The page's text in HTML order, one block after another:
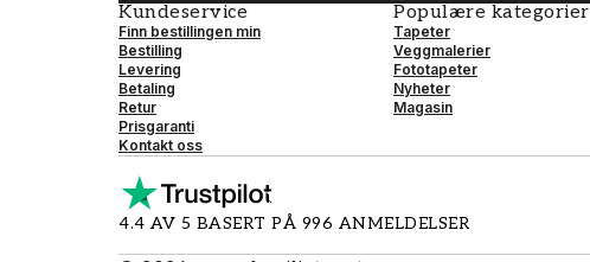
Kundeservice
Finn bestillingen min
Bestilling
Levering
Betaling
Retur
Prisgaranti
Kontakt oss
Populære kategorier
Tapeter
Veggmalerier
Fototapeter
Nyheter
Magasin
4.4 AV 5 BASERT PÅ 996 ANMELDELSER